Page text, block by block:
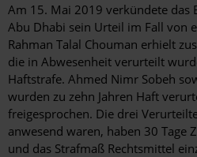
Am 15. Mai 2019 verkündete das
Abu Dhabi sein Urteil im Fall von
Rahman Talal Chouman erhielt
die in Abwesenheit verurteilt
Haftstrafe. Ahmed Nimr Sobeh
wurden zu zehn Jahren Haft
freigesprochen. Die drei
anwesend waren, haben 30 Tage
und das Strafmaß Rechtsmittel